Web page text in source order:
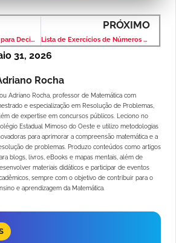
Conversão de Fração para Decimal: Questão Que Derruba Muita Gente
PRÓXIMO
Lista de Exercícios de Números Primos com Gabarito e Solução Passo a Passo
31, 2026
Rocha
Adriano Rocha, professor de Matemática com
e especialização em Resolução de Problemas,
de expertise em concursos públicos. Leciono no
Estadual Mimoso do Oeste e utilizo metodologias
para aprimorar a compreensão matemática e a
de problemas. Produzo conteúdos como artigos
blogs, livros, eBooks e mapas mentais, além de
materiais didáticos e participar de eventos
sempre com o objetivo de contribuir para o
e aprendizagem da Matemática.